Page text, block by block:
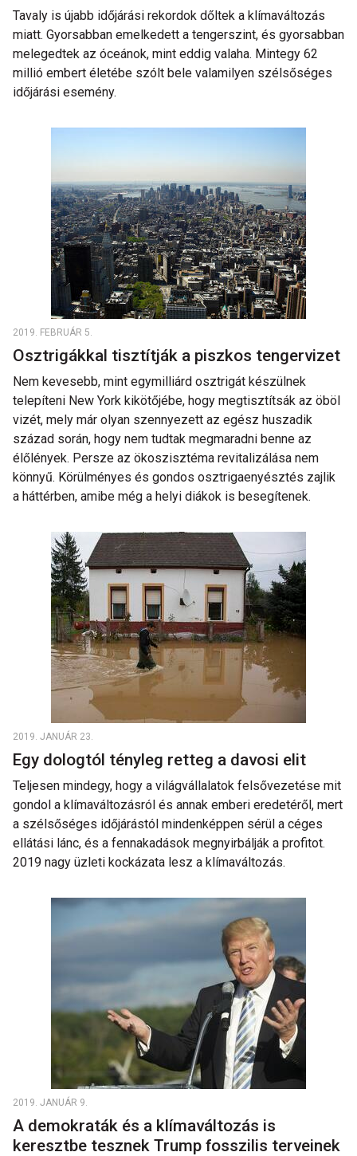
Tavaly is újabb időjárási rekordok dőltek a klímaváltozás
miatt. Gyorsabban emelkedett a tengerszint, és gyorsabban
melegedtek az óceánok, mint eddig valaha. Mintegy 62
millió embert életébe szólt bele valamilyen szélsőséges
időjárási esemény.
2019. FEBRUÁR 5.
Osztrigákkal tisztítják a piszkos tengervizet
Nem kevesebb, mint egymilliárd osztrigát készülnek
telepíteni New York kikötőjébe, hogy megtisztítsák az öböl
vizét, mely már olyan szennyezett az egész huszadik
század során, hogy nem tudtak megmaradni benne az
élőlények. Persze az ökoszisztéma revitalizálása nem
könnyű. Körülményes és gondos osztrigaenyésztés zajlik
a háttérben, amibe még a helyi diákok is besegítenek.
2019. JANUÁR 23.
Egy dologtól tényleg retteg a davosi elit
Teljesen mindegy, hogy a világvállalatok felsővezetése mit
gondol a klímaváltozásról és annak emberi eredetéről, mert
a szélsőséges időjárástól mindenképpen sérül a céges
ellátási lánc, és a fennakadások megnyirbálják a profitot.
2019 nagy üzleti kockázata lesz a klímaváltozás.
2019. JANUÁR 9.
A demokraták és a klímaváltozás is
keresztbe tesznek Trump fosszilis terveinek